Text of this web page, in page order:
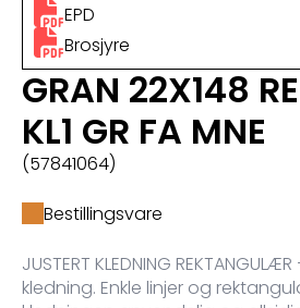
EPD
Brosjyre
GRAN 22X148
KL1 GR FA MNE
(57841064)
Bestillingsvare
JUSTERT KLEDNING
kledning. Enkle linjer og